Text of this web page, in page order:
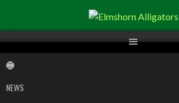
Inhalt
NEWS